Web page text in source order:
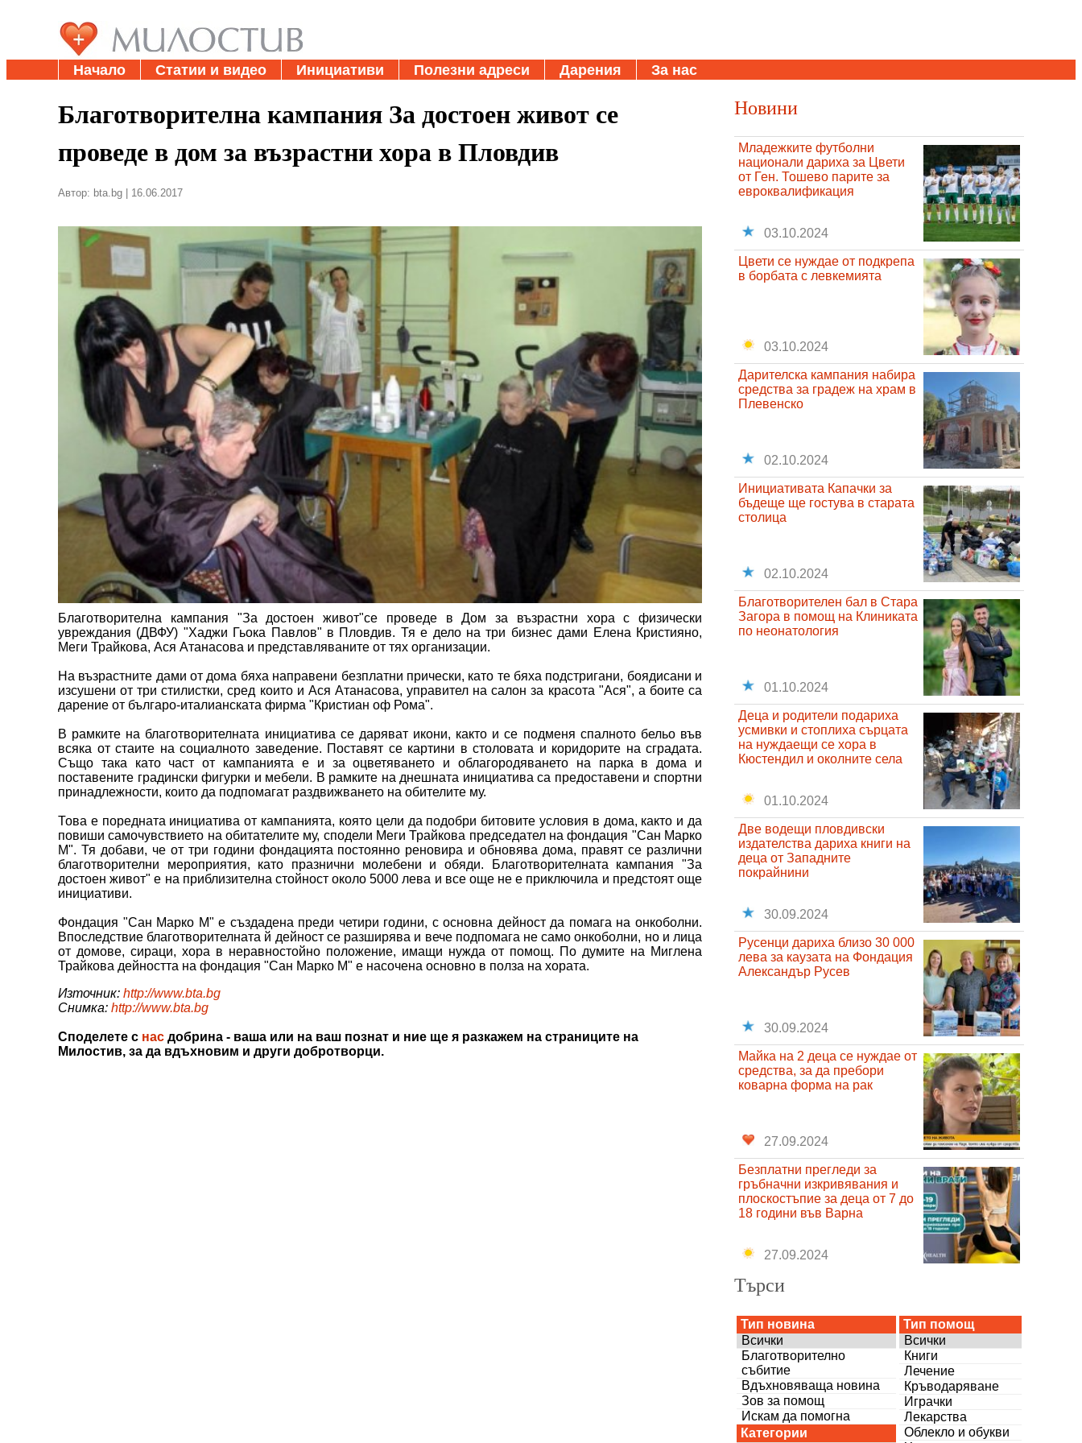
Начало Статии и видео Инициативи Полезни адреси Дарения За нас
Благотворителна кампания За достоен живот се
проведе в дом за възрастни хора в Пловдив
Автор: bta.bg | 16.06.2017
Благотворителна кампания "За достоен живот"се проведе в Дом за възрастни хора с физически
увреждания (ДВФУ) "Хаджи Гьока Павлов" в Пловдив. Тя е дело на три бизнес дами Елена Кристияно,
Меги Трайкова, Ася Атанасова и представляваните от тях организации.
На възрастните дами от дома бяха направени безплатни прически, като те бяха подстригани, боядисани и
изсушени от три стилистки, сред които и Ася Атанасова, управител на салон за красота "Ася", а боите са
дарение от българо-италианската фирма "Кристиан оф Рома".
В рамките на благотворителната инициатива се даряват икони, както и се подменя спалното бельо във
всяка от стаите на социалното заведение. Поставят се картини в столовата и коридорите на сградата.
Също така като част от кампанията е и за оцветяването и облагородяването на парка в дома и
поставените градински фигурки и мебели. В рамките на днешната инициатива са предоставени и спортни
принадлежности, които да подпомагат раздвижването на обителите му.
Това е поредната инициатива от кампанията, която цели да подобри битовите условия в дома, както и да
повиши самочувствието на обитателите му, сподели Меги Трайкова председател на фондация "Сан Марко
М". Тя добави, че от три години фондацията постоянно реновира и обновява дома, правят се различни
благотворителни мероприятия, като празнични молебени и обяди. Благотворителната кампания "За
достоен живот" е на приблизителна стойност около 5000 лева и все още не е приключила и предстоят още
инициативи.
Фондация "Сан Марко М" е създадена преди четири години, с основна дейност да помага на онкоболни.
Впоследствие благотворителната й дейност се разширява и вече подпомага не само онкоболни, но и лица
от домове, сираци, хора в неравностойно положение, имащи нужда от помощ. По думите на Миглена
Трайкова дейността на фондация "Сан Марко М" е насочена основно в полза на хората.
Източник: http://www.bta.bg
Снимка: http://www.bta.bg
Споделете с нас добрина - ваша или на ваш познат и ние ще я разкажем на страниците на
Милостив, за да вдъхновим и други добротворци.
Новини
Младежките футболни
национали дариха за Цвети
от Ген. Тошево парите за
евроквалификация
03.10.2024
Цвети се нуждае от подкрепа
в борбата с левкемията
03.10.2024
Дарителска кампания набира
средства за градеж на храм в
Плевенско
02.10.2024
Инициативата Капачки за
бъдеще ще гостува в старата
столица
02.10.2024
Благотворителен бал в Стара
Загора в помощ на Клиниката
по неонатология
01.10.2024
Деца и родители подариха
усмивки и стоплиха сърцата
на нуждаещи се хора в
Кюстендил и околните села
01.10.2024
Две водещи пловдивски
издателства дариха книги на
деца от Западните
покрайнини
30.09.2024
Русенци дариха близо 30 000
лева за каузата на Фондация
Александър Русев
30.09.2024
Майка на 2 деца се нуждае от
средства, за да пребори
коварна форма на рак
27.09.2024
Безплатни прегледи за
гръбначни изкривявания и
плоскостъпие за деца от 7 до
18 години във Варна
27.09.2024
Търси
Тип новина
Всички
Благотворително
събитие
Вдъхновяваща новина
Зов за помощ
Искам да помогна
Категории
Тип помощ
Всички
Книги
Лечение
Кръводаряване
Играчки
Лекарства
Облекло и обукви